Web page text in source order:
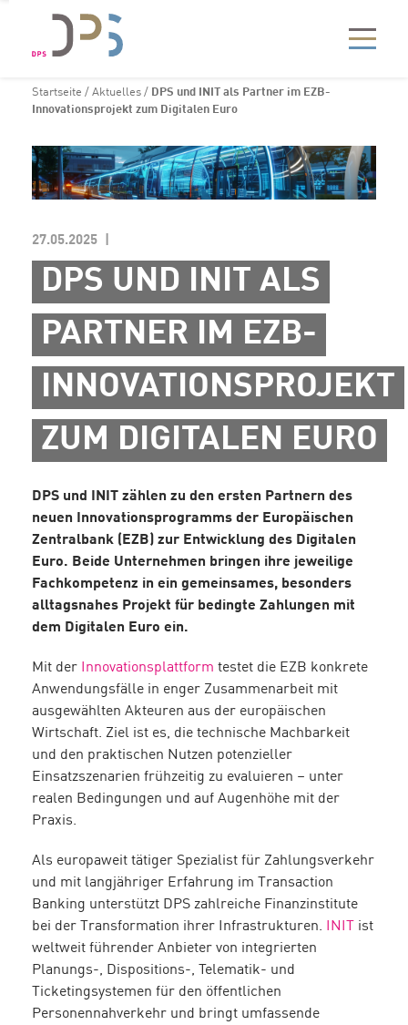
Startseite / Aktuelles / DPS und INIT als Partner im EZB-
Innovationsprojekt zum Digitalen Euro
27.05.2025
DPS UND INIT ALS
PARTNER IM EZB-
INNOVATIONSPROJEKT
ZUM DIGITALEN EURO
DPS und INIT zählen zu den ersten Partnern des
neuen Innovationsprogramms der Europäischen
Zentralbank (EZB) zur Entwicklung des Digitalen
Euro. Beide Unternehmen bringen ihre jeweilige
Fachkompetenz in ein gemeinsames, besonders
alltagsnahes Projekt für bedingte Zahlungen mit
dem Digitalen Euro ein.
Mit der Innovationsplattform testet die EZB konkrete
Anwendungsfälle in enger Zusammenarbeit mit
ausgewählten Akteuren aus der europäischen
Wirtschaft. Ziel ist es, die technische Machbarkeit
und den praktischen Nutzen potenzieller
Einsatzszenarien frühzeitig zu evaluieren – unter
realen Bedingungen und auf Augenhöhe mit der
Praxis.
Als europaweit tätiger Spezialist für Zahlungsverkehr
und mit langjähriger Erfahrung im Transaction
Banking unterstützt DPS zahlreiche Finanzinstitute
bei der Transformation ihrer Infrastrukturen.
INIT
ist
weltweit führender Anbieter von integrierten
Planungs-, Dispositions-, Telematik- und
Ticketingsystemen für den öffentlichen
Personennahverkehr und bringt umfassende